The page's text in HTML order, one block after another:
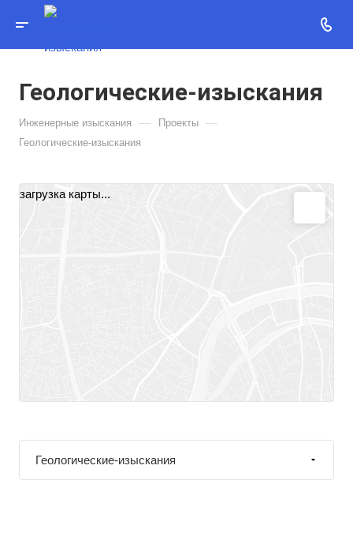
Геологические-изыскания
Инженерные изыскания — Проекты —
Геологические-изыскания
загрузка карты...
Геологические-изыскания